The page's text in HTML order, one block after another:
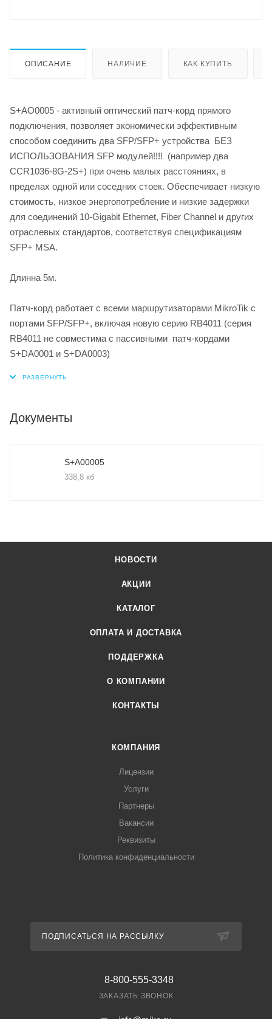
ОПИСАНИЕ НАЛИЧИЕ КАК КУПИТЬ
S+AO0005 - активный оптический патч-корд прямого
подключения, позволяет экономически эффективным
способом соединить два SFP/SFP+ устройства БЕЗ
ИСПОЛЬЗОВАНИЯ SFP модулей!!!! (например два
CCR1036-8G-2S+) при очень малых расстояниях, в
пределах одной или соседних стоек. Обеспечивает низкую
стоимость, низкое энергопотребление и низкие задержки
для соединений 10-Gigabit Ethernet, Fiber Channel и других
отраслевых стандартов, соответствуя спецификациям
SFP+ MSA.
Длинна 5м.
Патч-корд работает с всеми маршрутизаторами MikroTik с
портами SFP/SFP+, включая новую серию RB4011 (серия
RB4011 не совместима с пассивными патч-кордами
S+DA0001 и S+DA0003)
Документы
S+A00005
338,8 кб
НОВОСТИ
АКЦИИ
КАТАЛОГ
ОПЛАТА И ДОСТАВКА
ПОДДЕРЖКА
О КОМПАНИИ
КОНТАКТЫ
КОМПАНИЯ
Лицензии
Услуги
Партнеры
Вакансии
Реквизиты
Политика конфиденциальности
ПОДПИСАТЬСЯ НА РАССЫЛКУ
8-800-555-3348
ЗАКАЗАТЬ ЗВОНОК